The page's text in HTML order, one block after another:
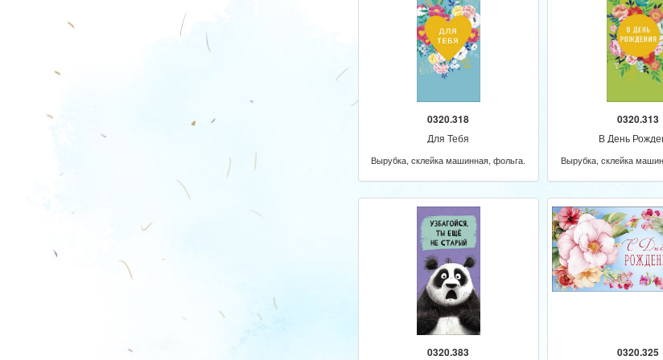
0320.318
Для Тебя
Вырубка, склейка машинная, фольга.
0320.313
В День
Вырубка, склейка
0320.383 0320.325